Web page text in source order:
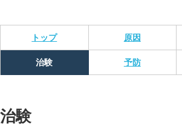
トップ 原因
治験 予防
治験